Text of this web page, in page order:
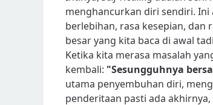
menghancurkan diri sendiri. Ini
berlebihan, rasa kesepian, dan
besar yang kita baca di awal
Ketika kita merasa masalah
kembali: "Sesungguhnya
utama penyembuhan diri,
penderitaan pasti ada